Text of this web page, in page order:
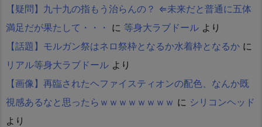
【疑問】九十九の指もう治らんの？ ⇐未来だと普通に五体
満足だが果たして・・・ に 等身大ラブドール より
【話題】モルガン祭はネロ祭枠となるか水着枠となるか に
リアル等身大ラブドール より
【画像】再臨されたヘファイスティオンの配色、なんか既
視感あるなと思ったらｗｗｗｗｗｗｗｗ に シリコンヘッド
より